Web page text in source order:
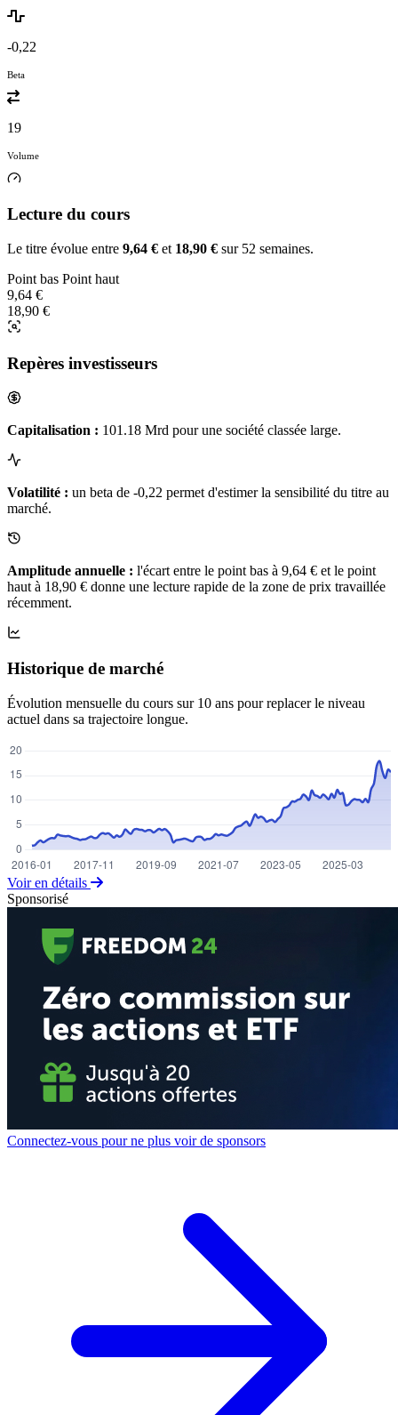
-0,22
Beta
19
Volume
Lecture du cours
Le titre évolue entre 9,64 € et 18,90 € sur 52 semaines.
Point bas Point haut
9,64 €
18,90 €
Repères investisseurs
Capitalisation : 101.18 Mrd pour une société classée large.
Volatilité : un beta de -0,22 permet d'estimer la sensibilité du titre au
marché.
Amplitude annuelle : l'écart entre le point bas à 9,64 € et le point
haut à 18,90 € donne une lecture rapide de la zone de prix travaillée
récemment.
Historique de marché
Évolution mensuelle du cours sur 10 ans pour replacer le niveau
actuel dans sa trajectoire longue.
Voir en détails
Sponsorisé
Connectez-vous pour ne plus voir de sponsors